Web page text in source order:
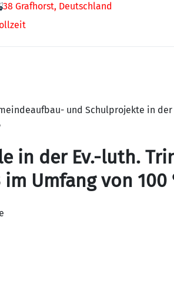
38 Grafhorst, Deutschland
und Schulprojekte in
in der Ev.-luth.
im Umfang von 100